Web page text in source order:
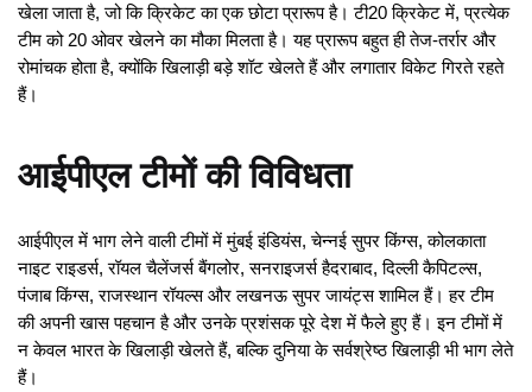
खेला जाता है, जो कि क्रिकेट का एक छोटा प्रारूप है। टी20 क्रिकेट में, प्रत्येक
टीम को 20 ओवर खेलने का मौका मिलता है। यह प्रारूप बहुत ही तेज-तर्रार और
रोमांचक होता है, क्योंकि खिलाड़ी बड़े शॉट खेलते हैं और लगातार विकेट गिरते रहते
हैं।
आईपीएल टीमों की विविधता
आईपीएल में भाग लेने वाली टीमों में मुंबई इंडियंस, चेन्नई सुपर किंग्स, कोलकाता
नाइट राइडर्स, रॉयल चैलेंजर्स बैंगलोर, सनराइजर्स हैदराबाद, दिल्ली कैपिटल्स,
पंजाब किंग्स, राजस्थान रॉयल्स और लखनऊ सुपर जायंट्स शामिल हैं। हर टीम
की अपनी खास पहचान है और उनके प्रशंसक पूरे देश में फैले हुए हैं। इन टीमों में
न केवल भारत के खिलाड़ी खेलते हैं, बल्कि दुनिया के सर्वश्रेष्ठ खिलाड़ी भी भाग लेते
हैं।